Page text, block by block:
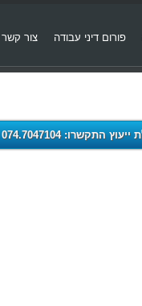
פורום דיני עבודה צור קשר